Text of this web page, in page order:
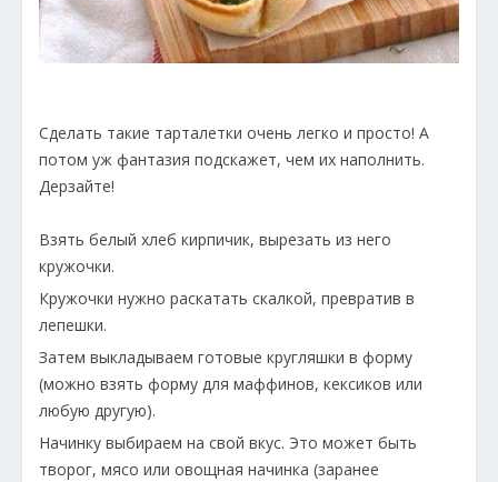
Сделать такие тарталетки очень легко и просто! А
потом уж фантазия подскажет, чем их наполнить.
Дерзайте!
Взять белый хлеб кирпичик, вырезать из него
кружочки.
Кружочки нужно раскатать скалкой, превратив в
лепешки.
Затем выкладываем готовые кругляшки в форму
(можно взять форму для маффинов, кексиков или
любую другую).
Начинку выбираем на свой вкус. Это может быть
творог, мясо или овощная начинка (заранее